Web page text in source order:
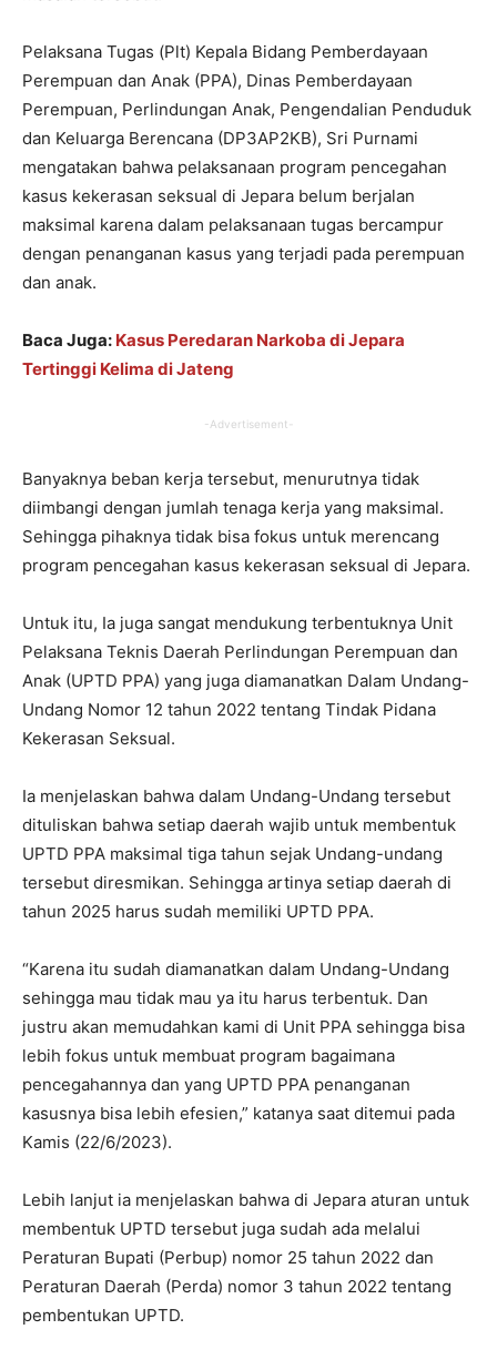
Pelaksana Tugas (Plt) Kepala Bidang Pemberdayaan
Perempuan dan Anak (PPA), Dinas Pemberdayaan
Perempuan, Perlindungan Anak, Pengendalian Penduduk
dan Keluarga Berencana (DP3AP2KB), Sri Purnami
mengatakan bahwa pelaksanaan program pencegahan
kasus kekerasan seksual di Jepara belum berjalan
maksimal karena dalam pelaksanaan tugas bercampur
dengan penanganan kasus yang terjadi pada perempuan
dan anak.
Baca Juga: Kasus Peredaran Narkoba di Jepara
Tertinggi Kelima di Jateng
-Advertisement-
Banyaknya beban kerja tersebut, menurutnya tidak
diimbangi dengan jumlah tenaga kerja yang maksimal.
Sehingga pihaknya tidak bisa fokus untuk merencang
program pencegahan kasus kekerasan seksual di Jepara.
Untuk itu, Ia juga sangat mendukung terbentuknya Unit
Pelaksana Teknis Daerah Perlindungan Perempuan dan
Anak (UPTD PPA) yang juga diamanatkan Dalam Undang-
Undang Nomor 12 tahun 2022 tentang Tindak Pidana
Kekerasan Seksual.
Ia menjelaskan bahwa dalam Undang-Undang tersebut
dituliskan bahwa setiap daerah wajib untuk membentuk
UPTD PPA maksimal tiga tahun sejak Undang-undang
tersebut diresmikan. Sehingga artinya setiap daerah di
tahun 2025 harus sudah memiliki UPTD PPA.
“Karena itu sudah diamanatkan dalam Undang-Undang
sehingga mau tidak mau ya itu harus terbentuk. Dan
justru akan memudahkan kami di Unit PPA sehingga bisa
lebih fokus untuk membuat program bagaimana
pencegahannya dan yang UPTD PPA penanganan
kasusnya bisa lebih efesien,” katanya saat ditemui pada
Kamis (22/6/2023).
Lebih lanjut ia menjelaskan bahwa di Jepara aturan untuk
membentuk UPTD tersebut juga sudah ada melalui
Peraturan Bupati (Perbup) nomor 25 tahun 2022 dan
Peraturan Daerah (Perda) nomor 3 tahun 2022 tentang
pembentukan UPTD.